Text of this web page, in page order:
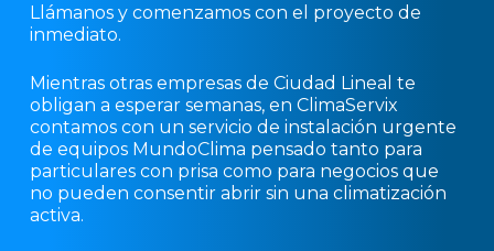
Llámanos y comenzamos con el proyecto de
inmediato.
Mientras otras empresas de Ciudad Lineal te
obligan a esperar semanas, en ClimaServix
contamos con un servicio de instalación urgente
de equipos MundoClima pensado tanto para
particulares con prisa como para negocios que
no pueden consentir abrir sin una climatización
activa.